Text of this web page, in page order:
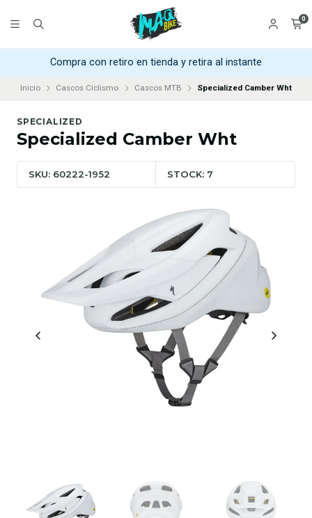
0
Compra con retiro en tienda y retira al instante
Inicio Cascos Ciclismo Cascos MTB Specialized Camber Wht
SPECIALIZED
Specialized Camber Wht
SKU: 60222-1952 STOCK: 7